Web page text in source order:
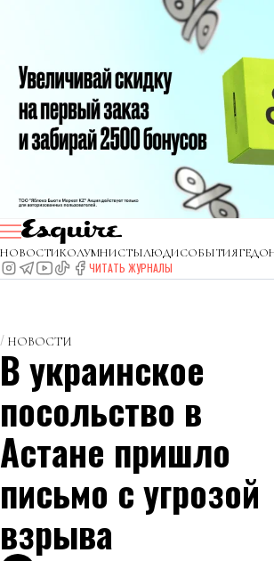
НОВОСТИКОЛУМНИСТЫЛЮДИСОБЫТИЯ
ЧИТАТЬ ЖУРНАЛЫ
НОВОСТИ
В украинское
посольство в
Астане пришло
письмо с угрозой
взрыва